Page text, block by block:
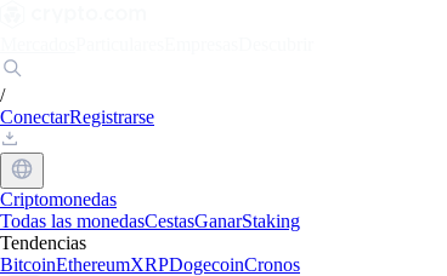
/
ConectarRegistrarse
Criptomonedas
Todas las monedasCestasGanarStaking
Tendencias
BitcoinEthereumXRPDogecoinCronos